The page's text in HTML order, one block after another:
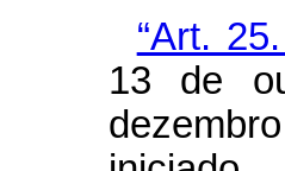
“Art. 25.
13 de